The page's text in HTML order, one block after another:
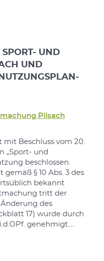
SPORT- UND
UND
Pilsach
mit Beschluss vom 20.
„Sport- und
beschlossen.
gemäß § 10 Abs. 3 des
bekannt
tritt der
des
17) wurde durch
genehmigt.…